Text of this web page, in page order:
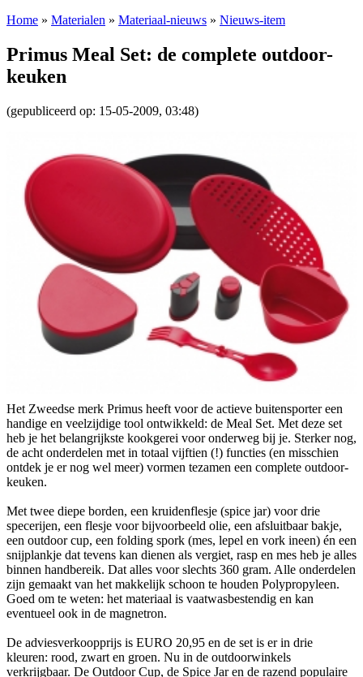
Home » Materialen » Materiaal-nieuws » Nieuws-item
Primus Meal Set: de complete outdoor-
keuken
(gepubliceerd op: 15-05-2009, 03:48)
Het Zweedse merk Primus heeft voor de actieve buitensporter een
handige en veelzijdige tool ontwikkeld: de Meal Set. Met deze set
heb je het belangrijkste kookgerei voor onderweg bij je. Sterker nog,
de acht onderdelen met in totaal vijftien (!) functies (en misschien
ontdek je er nog wel meer) vormen tezamen een complete outdoor-
keuken.
Met twee diepe borden, een kruidenflesje (spice jar) voor drie
specerijen, een flesje voor bijvoorbeeld olie, een afsluitbaar bakje,
een outdoor cup, een folding spork (mes, lepel en vork ineen) én een
snijplankje dat tevens kan dienen als vergiet, rasp en mes heb je alles
binnen handbereik. Dat alles voor slechts 360 gram. Alle onderdelen
zijn gemaakt van het makkelijk schoon te houden Polypropyleen.
Goed om te weten: het materiaal is vaatwasbestendig en kan
eventueel ook in de magnetron.
De adviesverkoopprijs is EURO 20,95 en de set is er in drie
kleuren: rood, zwart en groen. Nu in de outdoorwinkels
verkrijgbaar. De Outdoor Cup, de Spice Jar en de razend populaire